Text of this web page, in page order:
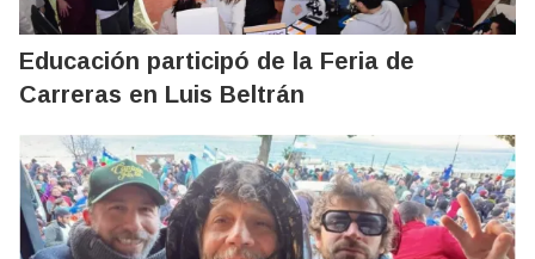
Educación participó de la Feria de
Carreras en Luis Beltrán